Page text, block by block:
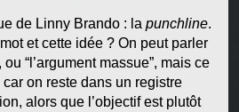
de Linny Brando : la punchline.
et cette idée ? On peut parler
“l’argument massue”, mais ce
car on reste dans un registre
alors que l’objectif est plutôt